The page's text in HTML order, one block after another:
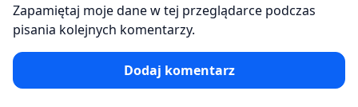
Zapamiętaj moje dane w tej przeglądarce podczas
pisania kolejnych komentarzy.
Dodaj komentarz